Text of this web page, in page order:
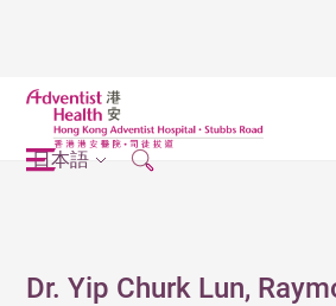
日本語
Dr. Yip Churk Lun,